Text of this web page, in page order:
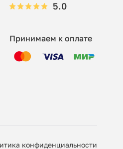
5.0
Принимаем к оплате
конфиденциальности